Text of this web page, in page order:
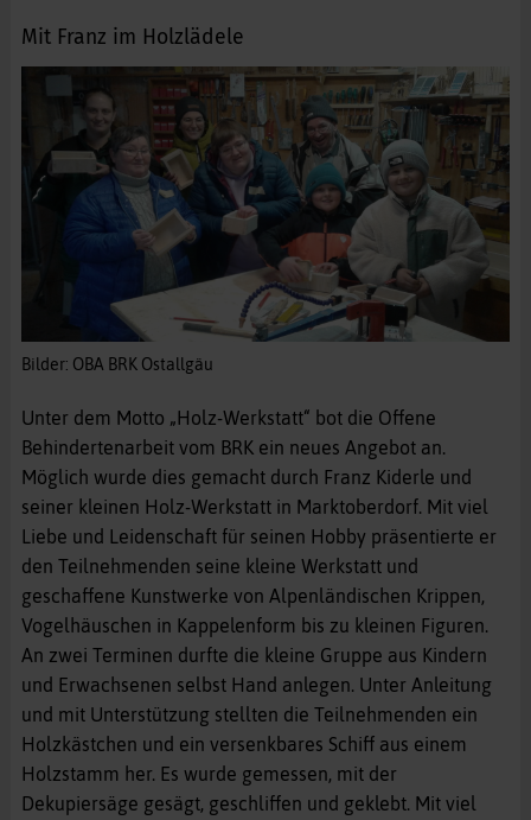
Mit Franz im Holzlädele
Bilder: OBA BRK Ostallgäu
Unter dem Motto „Holz-Werkstatt“ bot die Offene
Behindertenarbeit vom BRK ein neues Angebot an.
Möglich wurde dies gemacht durch Franz Kiderle und
seiner kleinen Holz-Werkstatt in Marktoberdorf. Mit viel
Liebe und Leidenschaft für seinen Hobby präsentierte er
den Teilnehmenden seine kleine Werkstatt und
geschaffene Kunstwerke von Alpenländischen Krippen,
Vogelhäuschen in Kappelenform bis zu kleinen Figuren.
An zwei Terminen durfte die kleine Gruppe aus Kindern
und Erwachsenen selbst Hand anlegen. Unter Anleitung
und mit Unterstützung stellten die Teilnehmenden ein
Holzkästchen und ein versenkbares Schiff aus einem
Holzstamm her. Es wurde gemessen, mit der
Dekupiersäge gesägt, geschliffen und geklebt. Mit viel